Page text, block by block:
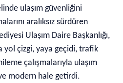
ulaşım güvenliğini
aralıksız sürdüren
Ulaşım Daire Başkanlığı,
yol çizgi, yaya geçidi, trafik
çalışmalarıyla ulaşım
modern hale getirdi.